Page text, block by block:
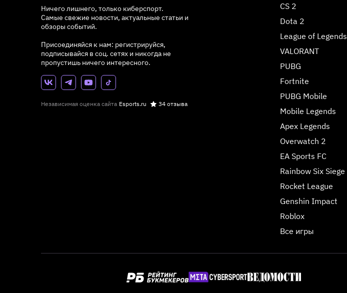
Ничего лишнего, только киберспорт.
Самые свежие новости, актуальные статьи и
обзоры событий.
Присоединяйся к нам: регистрируйся,
подписывайся в соц. сетях и никогда не
пропустишь ничего интересного.
Независимая оценка сайта Esports.ru 34 отзыва
CS 2
Dota 2
League of Legends
VALORANT
PUBG
Fortnite
PUBG Mobile
Mobile Legends
Apex Legends
Overwatch 2
EA Sports FC
Rainbow Six Siege
Rocket League
Genshin Impact
Roblox
Все игры